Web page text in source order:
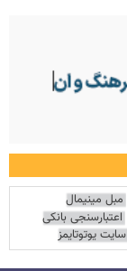
مبل مینیمال
اعتبارسنجی بانکی
سایت یوتوتایمز